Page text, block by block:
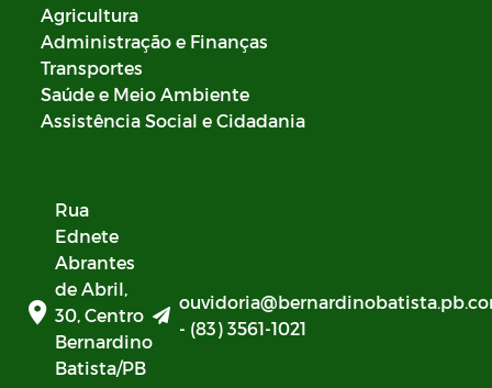
Agricultura
Administração e Finanças
Transportes
Saúde e Meio Ambiente
Assistência Social e Cidadania
Rua
Ednete
Abrantes
de Abril,
30, Centro
Bernardino
Batista/PB
- (83) 3561-1021